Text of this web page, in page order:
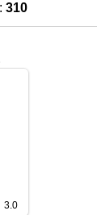
310
3.0